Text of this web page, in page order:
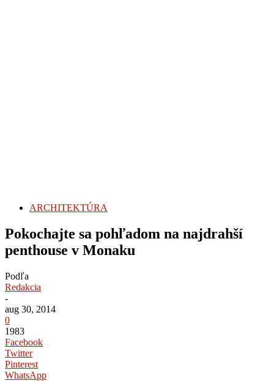
ARCHITEKTÚRA
Pokochajte sa pohľadom na najdrahší
penthouse v Monaku
Podľa
Redakcia
-
aug 30, 2014
0
1983
Facebook
Twitter
Pinterest
WhatsApp